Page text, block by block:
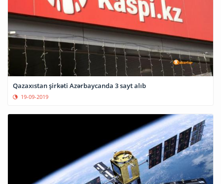
Qazaxıstan şirkəti Azərbaycanda 3 sayt alıb
19-09-2019